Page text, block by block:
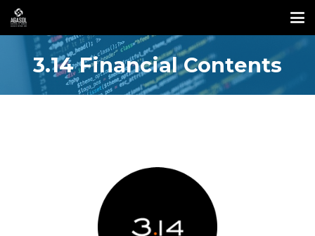
3.14 Financial Contents